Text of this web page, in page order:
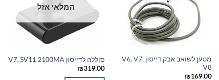
מטען לשואב אבק דייסון V6, V7,
V8
₪169.00
המלאי אזל
סוללה לדייסון V7, SV11 2100MA
₪319.00